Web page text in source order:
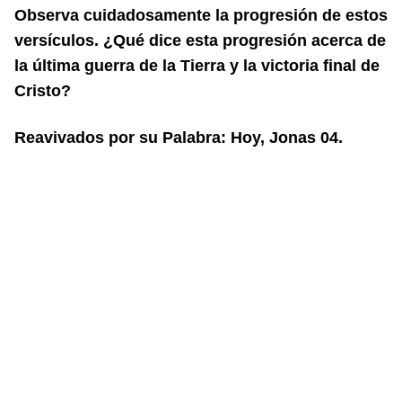
Observa cuidadosamente la progresión de estos
versículos. ¿Qué dice esta progresión acerca de
la última guerra de la Tierra y la victoria final de
Cristo?
Reavivados por su Palabra: Hoy, Jonas 04.